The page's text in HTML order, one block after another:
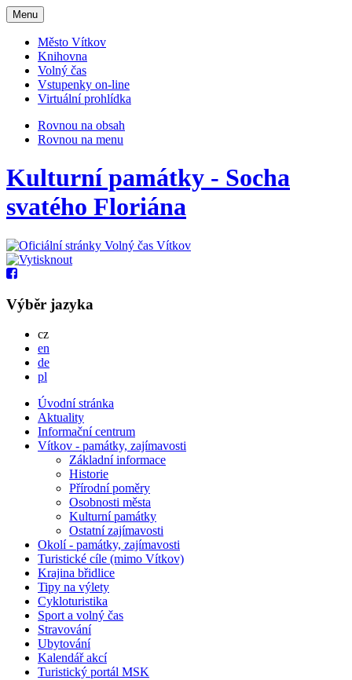
Otevřit
navigaci
Menu
Město Vítkov
Knihovna
Volný čas
Vstupenky on-line
Virtuální prohlídka
Rovnou na obsah
Rovnou na menu
Kulturní památky - Socha
svatého Floriána
Výběr jazyka
czČesky
en
deDeutsch
pl
Úvodní stránka
Aktuality
Informační centrum
Vítkov - památky, zajímavosti
Základní informace
Historie
Přírodní poměry
Osobnosti města
Kulturní památky
Ostatní zajímavosti
Okolí - památky, zajímavosti
Turistické cíle (mimo Vítkov)
Krajina břidlice
Tipy na výlety
Cykloturistika
Sport a volný čas
Stravování
Ubytování
Kalendář akcí
Turistický portál MSK